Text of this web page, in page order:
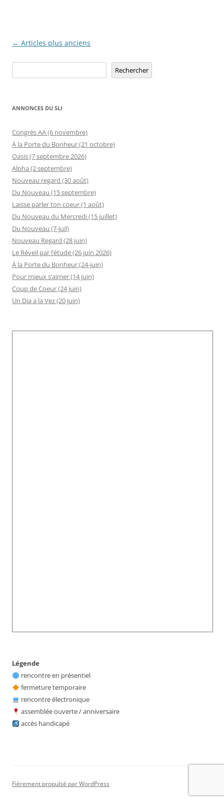
Navigation
← Articles plus anciens
Rechercher
ANNONCES DU SLI
Congrès AA (6 novembre)
À la Porte du Bonheur (21 octobre)
Oasis (7 septembre 2026)
Alpha (2 septembre)
Nouveau regard (30 août)
Du Nouveau (15 septembre)
Laisse parler ton coeur (1 août)
Du Nouveau du Mercredi (15 juillet)
Du Nouveau (7-juil)
Nouveau Regard (28 juin)
Le Réveil par l’étude (26 juin 2026)
À la Porte du Bonheur (24-juin)
Pour mieux s’aimer (14 juin)
Coup de Coeur (24 juin)
Un Dia a la Vez (20 juin)
Légende
rencontre en présentiel
fermeture temporaire
rencontre électronique
assemblée ouverte / anniversaire
accès handicapé
Fièrement propulsé par WordPress